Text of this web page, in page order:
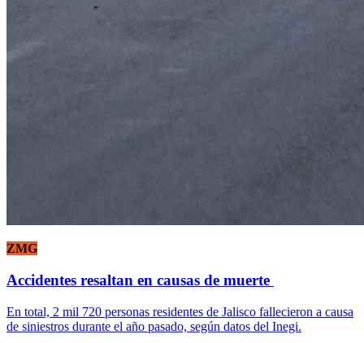
ZMG
Accidentes resaltan en causas de muerte
En total, 2 mil 720 personas residentes de Jalisco fallecieron a causa
de siniestros durante el año pasado, según datos del Inegi.